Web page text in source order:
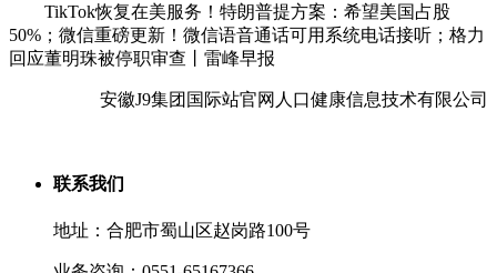
TikTok恢复在美服务！特朗普提方案：希望美国占股
50%；微信重磅更新！微信语音通话可用系统电话接听；格力
回应董明珠被停职审查丨雷峰早报
安徽J9集团国际站官网人口健康信息技术有限公司
联系我们
地址：合肥市蜀山区赵岗路100号